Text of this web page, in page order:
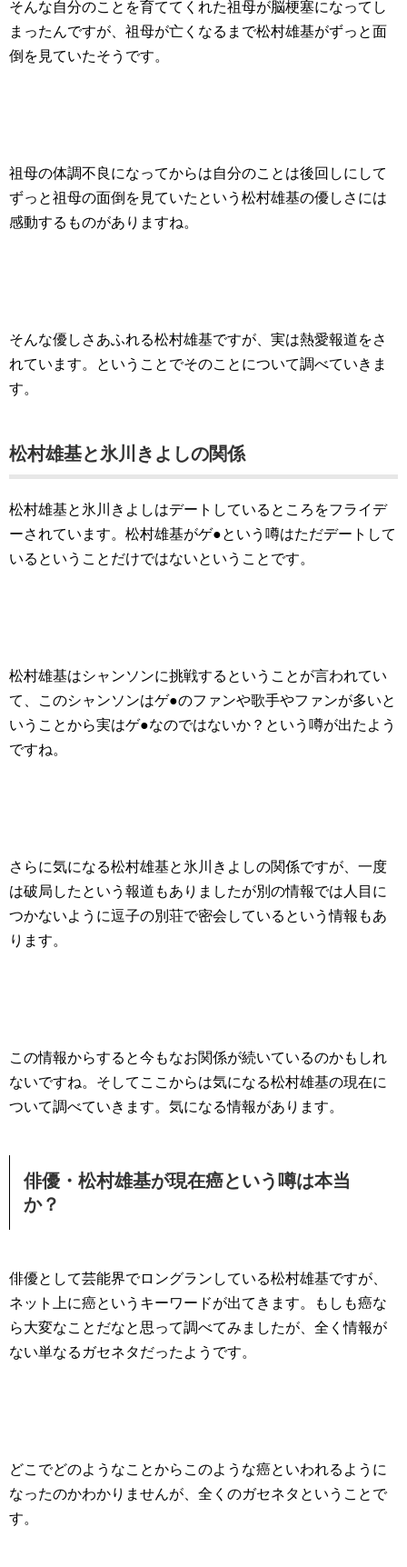
そんな自分のことを育ててくれた祖母が脳梗塞になってし
まったんですが、祖母が亡くなるまで松村雄基がずっと面
倒を見ていたそうです。
祖母の体調不良になってからは自分のことは後回しにして
ずっと祖母の面倒を見ていたという松村雄基の優しさには
感動するものがありますね。
そんな優しさあふれる松村雄基ですが、実は熱愛報道をさ
れています。ということでそのことについて調べていきま
す。
松村雄基と氷川きよしの関係
松村雄基と氷川きよしはデートしているところをフライデ
ーされています。松村雄基がゲ●という噂はただデートして
いるということだけではないということです。
松村雄基はシャンソンに挑戦するということが言われてい
て、このシャンソンはゲ●のファンや歌手やファンが多いと
いうことから実はゲ●なのではないか？という噂が出たよう
ですね。
さらに気になる松村雄基と氷川きよしの関係ですが、一度
は破局したという報道もありましたが別の情報では人目に
つかないように逗子の別荘で密会しているという情報もあ
ります。
この情報からすると今もなお関係が続いているのかもしれ
ないですね。そしてここからは気になる松村雄基の現在に
ついて調べていきます。気になる情報があります。
俳優・松村雄基が現在癌という噂は本当
か？
俳優として芸能界でロングランしている松村雄基ですが、
ネット上に癌というキーワードが出てきます。もしも癌な
ら大変なことだなと思って調べてみましたが、全く情報が
ない単なるガセネタだったようです。
どこでどのようなことからこのような癌といわれるように
なったのかわかりませんが、全くのガセネタということで
す。